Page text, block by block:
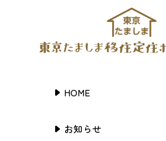
HOME
お知らせ